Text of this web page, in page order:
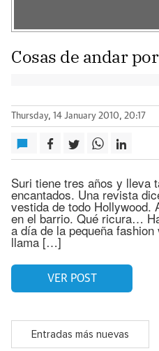
Cosas de andar
Thursday, 14 January 2010, 20:17
Suri tiene tres años y lleva
encantados. Una revista
vestida de todo Hollywood.
en el barrio. Qué ricura…
a día de la pequeña
llama […]
VER POST
Entradas más nuevas